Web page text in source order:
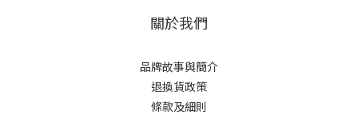
關於我們
品牌故事與簡介
退換貨政策
條款及細則